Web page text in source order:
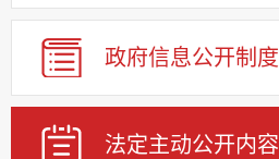
政府信息公开制度
法定主动公开内容